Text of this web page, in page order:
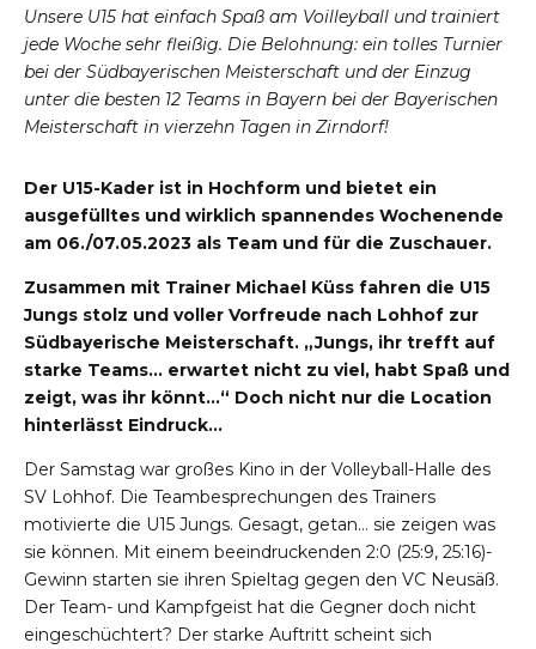
Unsere U15 hat einfach Spaß am Voilleyball und trainiert
jede Woche sehr fleißig. Die Belohnung: ein tolles Turnier
bei der Südbayerischen Meisterschaft und der Einzug
unter die besten 12 Teams in Bayern bei der Bayerischen
Meisterschaft in vierzehn Tagen in Zirndorf!
Der U15-Kader ist in Hochform und bietet ein
ausgefülltes und wirklich spannendes Wochenende
am 06./07.05.2023 als Team und für die Zuschauer.
Zusammen mit Trainer Michael Küss fahren die U15
Jungs stolz und voller Vorfreude nach Lohhof zur
Südbayerische Meisterschaft. „Jungs, ihr trefft auf
starke Teams… erwartet nicht zu viel, habt Spaß und
zeigt, was ihr könnt…“ Doch nicht nur die Location
hinterlässt Eindruck…
Der Samstag war großes Kino in der Volleyball-Halle des
SV Lohhof. Die Teambesprechungen des Trainers
motivierte die U15 Jungs. Gesagt, getan… sie zeigen was
sie können. Mit einem beeindruckenden 2:0 (25:9, 25:16)-
Gewinn starten sie ihren Spieltag gegen den VC Neusäß.
Der Team- und Kampfgeist hat die Gegner doch nicht
eingeschüchtert? Der starke Auftritt scheint sich